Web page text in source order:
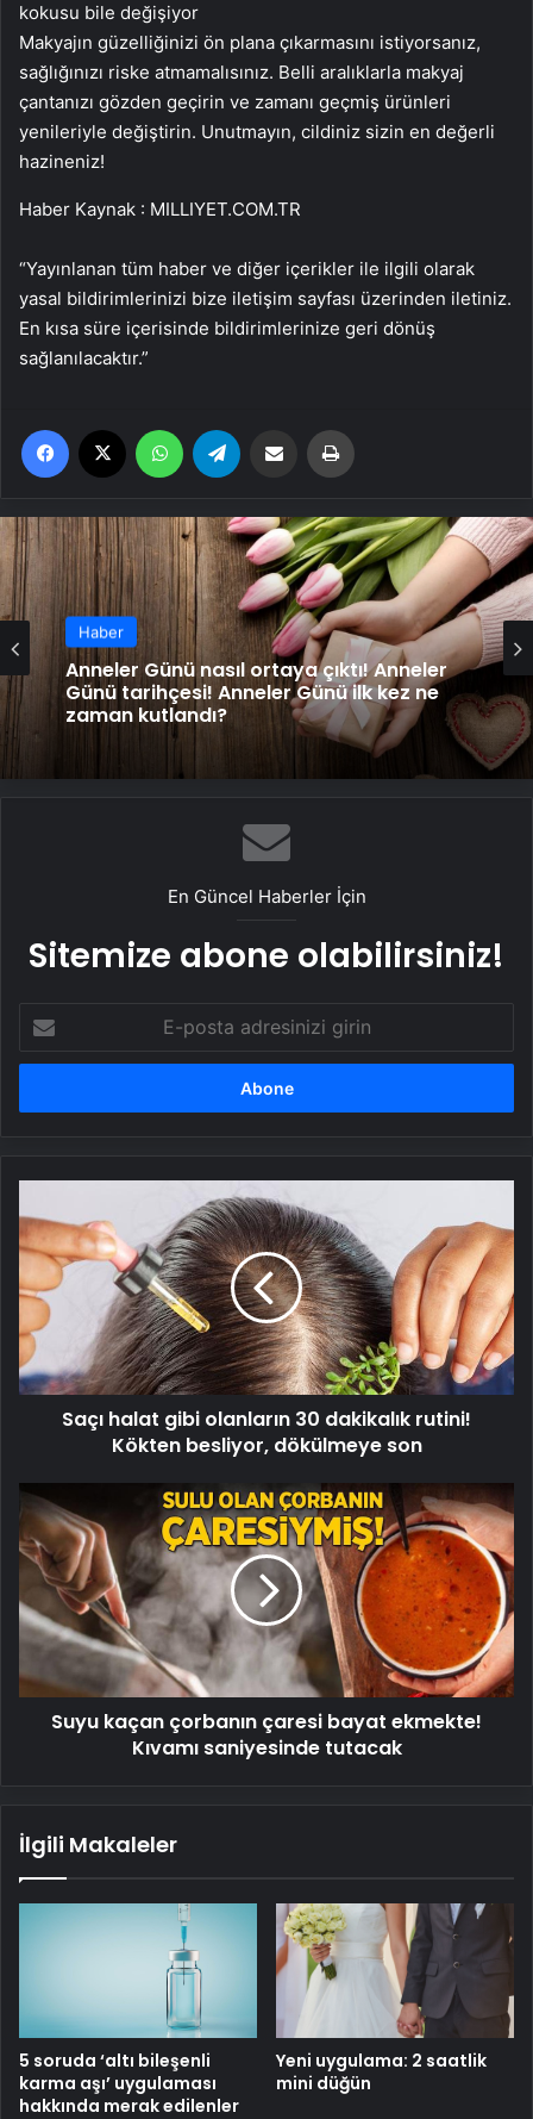
Makyajın güzelliğinizi ön plana çıkarmasını istiyorsanız,
sağlığınızı riske atmamalısınız. Belli aralıklarla makyaj
çantanızı gözden geçirin ve zamanı geçmiş ürünleri
yenileriyle değiştirin. Unutmayın, cildiniz sizin en değerli
hazineniz!
Haber Kaynak : MILLIYET.COM.TR
“Yayınlanan tüm haber ve diğer içerikler ile ilgili olarak
yasal bildirimlerinizi bize iletişim sayfası üzerinden iletiniz.
En kısa süre içerisinde bildirimlerinize geri dönüş
sağlanılacaktır.”
Facebook WhatsApp Email'den paylaş
Haber
Anneler Günü nasıl ortaya çıktı! Anneler
Günü tarihçesi! Anneler Günü ilk kez ne
zaman kutlandı?
En Güncel Haberler İçin
Sitemize abone olabilirsiniz!
posta
adresinizi
halat
gibi
olanların
30
dakikalık
rutini!
Kökten
besliyor,
dökülmeyeSaçı halat gibi olanların 30 dakikalık rutini!
Kökten besliyor, dökülmeye son
Suyu
kaçan
çorbanın
çaresi
bayat
ekmekte!
Kıvamı
tutacak
Suyu kaçan çorbanın çaresi bayat ekmekte!
Kıvamı saniyesinde tutacak
İlgili Makaleler
5 soruda ‘altı bileşenli
karma aşı’ uygulaması
hakkında merak edilenler
Yeni uygulama: 2 saatlik
mini düğün